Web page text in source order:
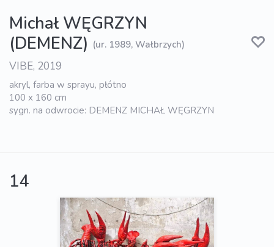
Michał WĘGRZYN
(DEMENZ) (ur. 1989, Wałbrzych)
VIBE, 2019
akryl, farba w sprayu, płótno
100 x 160 cm
sygn. na odwrocie: DEMENZ MICHAŁ WĘGRZYN
14